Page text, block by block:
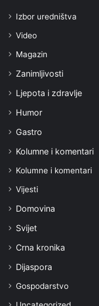
Izbor uredništva
Video
Magazin
Zanimljivosti
Ljepota i zdravlje
Humor
Gastro
Kolumne i komentari
Kolumne i komentari
Vijesti
Domovina
Svijet
Crna kronika
Dijaspora
Gospodarstvo